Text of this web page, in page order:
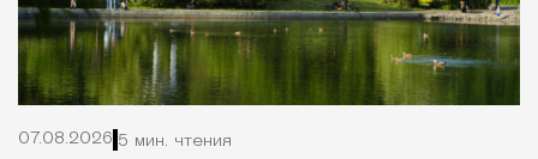
07.08.2026 5 мин. чтения